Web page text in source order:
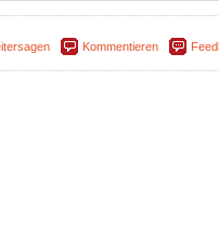
Kommentieren